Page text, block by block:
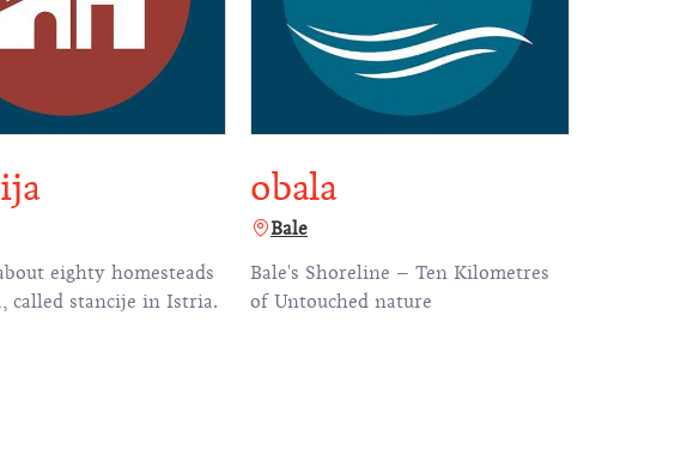
eighty homesteads
called stancije in Istria.
obala
Bale
Bale's Shoreline – Ten Kilometres
of Untouched nature